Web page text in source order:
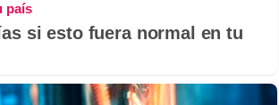
país
si esto fuera normal en tu